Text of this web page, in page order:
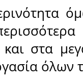
και στα